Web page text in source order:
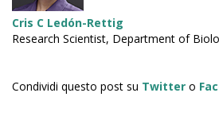
Cris C Ledón-Rettig
Research Scientist, Department of
Condividi questo post su Twitter o